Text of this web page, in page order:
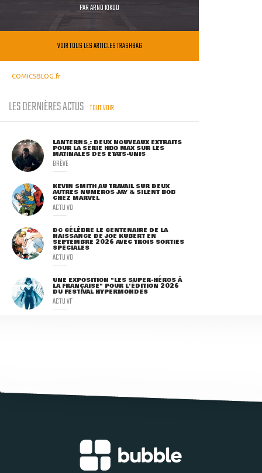
PARARNO KIKOO
VOIR TOUS LES ARTICLES TRASHBAG
COMICSBLOG.fr
LES DERNIÈRES ACTUS TOUT VOIR
LANTERNS : DEUX NOUVEAUX EXTRAITS
POUR LA SÉRIE HBO MAX SUR LES
MATINALES DES ETATS-UNIS
BRÈVE
KEVIN SMITH AU TRAVAIL SUR DEUX
AUTRES NUMÉROS JAY & SILENT BOB
CHEZ MARVEL
ACTU VO
DC CÉLÈBRE LE CENTENAIRE DE LA
NAISSANCE DE JOE KUBERT EN
SEPTEMBRE 2026 AVEC TROIS SORTIES
SPÉCIALES
ACTU VO
UNE EXPOSITION "LES SUPER-HÉROS À
LA FRANÇAISE" POUR L'ÉDITION 2026
DU FESTIVAL HYPERMONDES
ACTU VF